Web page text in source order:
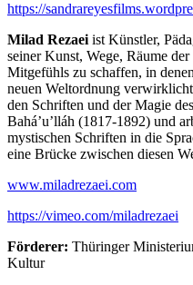
https://
Milad Rezaei ist Künstler,
seiner Kunst, Wege, Räume
Mitgefühls zu schaffen, in
neuen Weltordnung
den Schriften und der Magie
Bahá’u’lláh (1817-1892) und
mystischen Schriften in die
eine Brücke zwischen diesen
www.miladrezaei.com
https://vimeo.com/miladrezaei
Förderer: Thüringer
Kultur